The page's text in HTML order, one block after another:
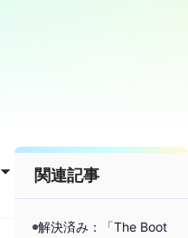
関連記事
解決済み：「The Boot